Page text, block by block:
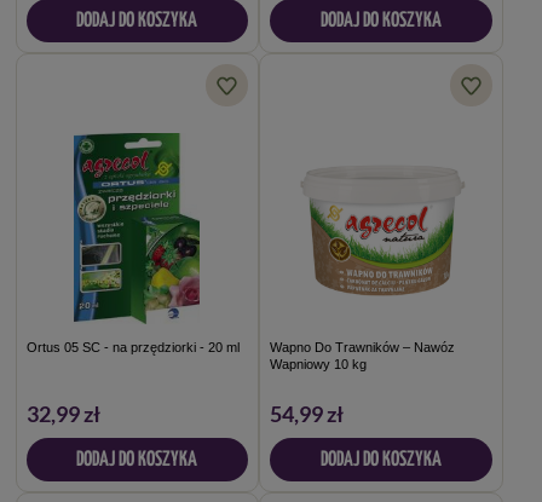
DODAJ DO KOSZYKA DODAJ DO KOSZYKA
Ortus 05 SC - na przędziorki - 20 ml
32,99 zł
DODAJ DO KOSZYKA
Wapno Do Trawników – Nawóz
Wapniowy 10 kg
54,99 zł
DODAJ DO KOSZYKA